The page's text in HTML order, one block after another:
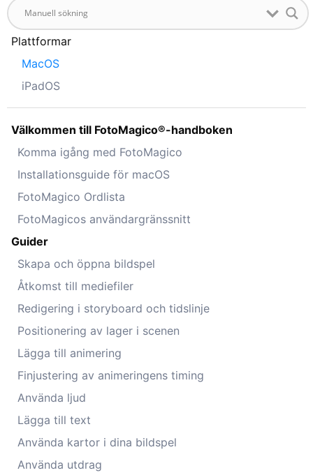
Plattformar
MacOS
iPadOS
Välkommen till FotoMagico®-handboken
Komma igång med FotoMagico
Installationsguide för macOS
FotoMagico Ordlista
FotoMagicos användargränssnitt
Guider
Skapa och öppna bildspel
Åtkomst till mediefiler
Redigering i storyboard och tidslinje
Positionering av lager i scenen
Lägga till animering
Finjustering av animeringens timing
Använda ljud
Lägga till text
Använda kartor i dina bildspel
Använda utdrag